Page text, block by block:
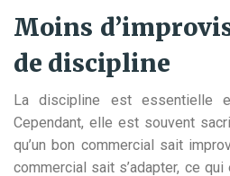
Moins
de discipline
La discipline est essentielle
Cependant, elle est souvent
qu’un bon commercial sait
commercial sait s’adapter, ce